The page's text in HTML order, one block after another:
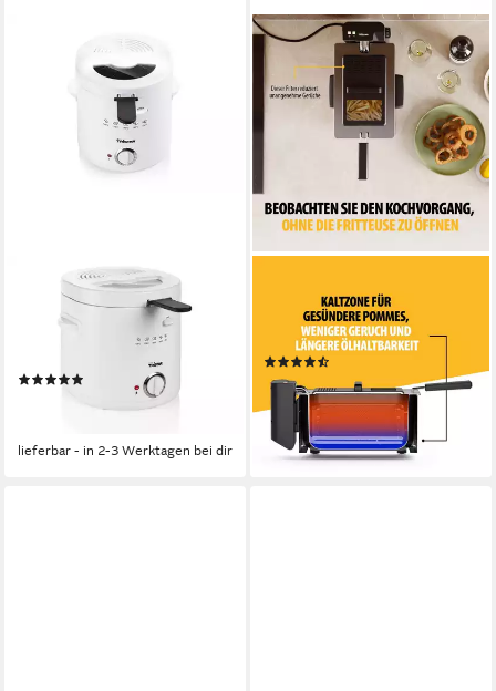
TRISTAR
Fritteuse
42,99 €
lieferbar - in 2-3 Werktagen bei dir
Fritteuse FR-9327
2000W Leistung
42,99 € UVP69,99 €
-39%
lieferbar - in 2-3 Werktagen bei dir